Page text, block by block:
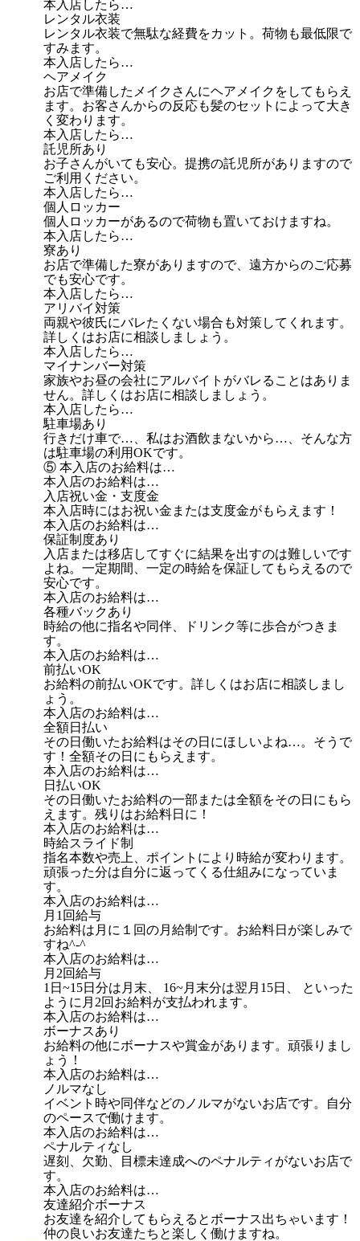
本入店したら…
レンタル衣装
レンタル衣装で無駄な経費をカット。荷物も最低限で
すみます。
本入店したら…
ヘアメイク
お店で準備したメイクさんにヘアメイクをしてもらえ
ます。お客さんからの反応も髪のセットによって大き
く変わります。
本入店したら…
託児所あり
お子さんがいても安心。提携の託児所がありますので
ご利用ください。
本入店したら…
個人ロッカー
個人ロッカーがあるので荷物も置いておけますね。
本入店したら…
寮あり
お店で準備した寮がありますので、遠方からのご応募
でも安心です。
本入店したら…
アリバイ対策
両親や彼氏にバレたくない場合も対策してくれます。
詳しくはお店に相談しましょう。
本入店したら…
マイナンバー対策
家族やお昼の会社にアルバイトがバレることはありま
せん。詳しくはお店に相談しましょう。
本入店したら…
駐車場あり
行きだけ車で…、私はお酒飲まないから…、そんな方
は駐車場の利用OKです。
⑤ 本入店のお給料は…
本入店のお給料は…
入店祝い金・支度金
本入店時にはお祝い金または支度金がもらえます！
本入店のお給料は…
保証制度あり
入店または移店してすぐに結果を出すのは難しいです
よね。一定期間、一定の時給を保証してもらえるので
安心です。
本入店のお給料は…
各種バックあり
時給の他に指名や同伴、ドリンク等に歩合がつきま
す。
本入店のお給料は…
前払いOK
お給料の前払いOKです。詳しくはお店に相談しまし
ょう。
本入店のお給料は…
全額日払い
その日働いたお給料はその日にほしいよね…。そうで
す！全額その日にもらえます。
本入店のお給料は…
日払いOK
その日働いたお給料の一部または全額をその日にもら
えます。残りはお給料日に！
本入店のお給料は…
時給スライド制
指名本数や売上、ポイントにより時給が変わります。
頑張った分は自分に返ってくる仕組みになっていま
す。
本入店のお給料は…
月1回給与
お給料は月に１回の月給制です。お給料日が楽しみで
すね^-^
本入店のお給料は…
月2回給与
1日~15日分は月末、 16~月末分は翌月15日、 といった
ように月2回お給料が支払われます。
本入店のお給料は…
ボーナスあり
お給料の他にボーナスや賞金があります。頑張りまし
ょう！
本入店のお給料は…
ノルマなし
イベント時や同伴などのノルマがないお店です。自分
のペースで働けます。
本入店のお給料は…
ペナルティなし
遅刻、欠勤、目標未達成へのペナルティがないお店で
す。
本入店のお給料は…
友達紹介ボーナス
お友達を紹介してもらえるとボーナス出ちゃいます！
仲の良いお友達たちと楽しく働けますね。